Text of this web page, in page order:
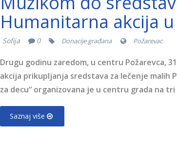
Humanitarna akcija
Sofija 0 Donacije građana Požarevac
Drugu godinu zaredom, u centru Požarevca,
akcija prikupljanja sredstava za lečenje malih
za decu“ organizovana je u centru grada na tri
Saznaj više